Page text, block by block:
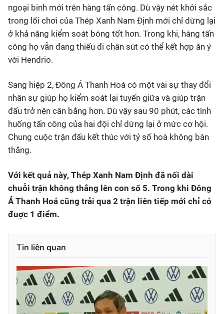
ngoại binh mới trên hàng tấn công. Dù vậy nét khởi sắc
trong lối chơi của Thép Xanh Nam Định mới chỉ dừng lại
ở khả năng kiểm soát bóng tốt hơn. Trong khi, hàng tấn
công họ vẫn đang thiếu đi chân sút có thể kết hợp ăn ý
với Hendrio.
Sang hiệp 2, Đông Á Thanh Hoá có một vài sự thay đổi
nhân sự giúp họ kiểm soát lại tuyến giữa và giúp trận
đấu trở nên cân bằng hơn. Dù vậy sau 90 phút, các tình
huống tấn công của hai đội chỉ dừng lại ở mức cơ hội.
Chung cuộc trận đấu kết thúc với tỷ số hoà không bàn
thắng.
Với kết quả này, Thép Xanh Nam Định đã nối dài
chuỗi trận không thắng lên con số 5. Trong khi Đông
Á Thanh Hoá cũng trải qua 2 trận liên tiếp mới chỉ có
đuợc 1 điểm.
Tin liên quan